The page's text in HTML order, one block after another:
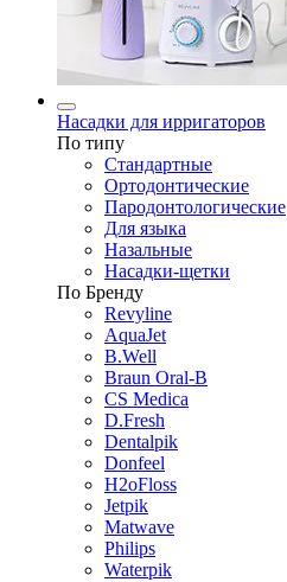
Насадки для ирригаторов
По типу
Стандартные
Ортодонтические
Пародонтологические
Для языка
Назальные
Насадки-щетки
По Бренду
Revyline
AquaJet
B.Well
Braun Oral-B
CS Medica
D.Fresh
Dentalpik
Donfeel
H2oFloss
Jetpik
Matwave
Philips
Waterpik